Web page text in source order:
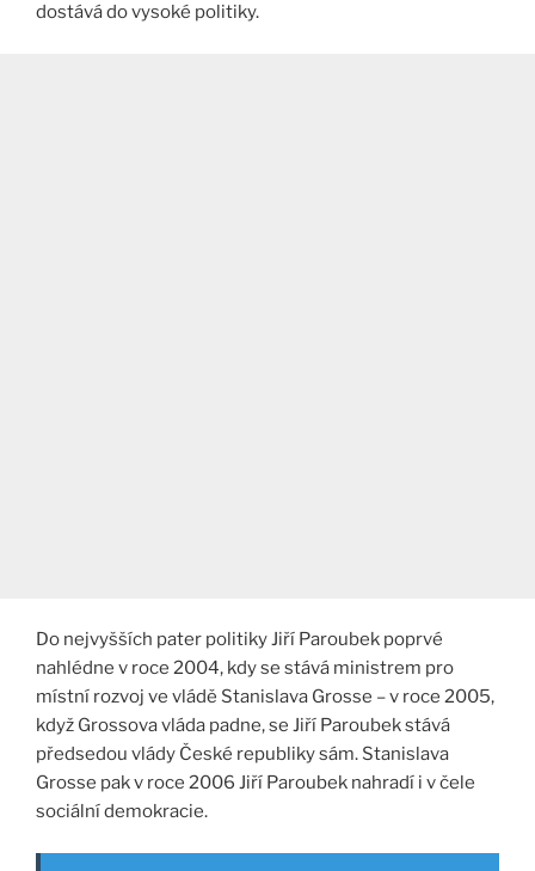
dostává do vysoké politiky.
Do nejvyšších pater politiky Jiří Paroubek poprvé
nahlédne v roce 2004, kdy se stává ministrem pro
místní rozvoj ve vládě Stanislava Grosse – v roce 2005,
když Grossova vláda padne, se Jiří Paroubek stává
předsedou vlády České republiky sám. Stanislava
Grosse pak v roce 2006 Jiří Paroubek nahradí i v čele
sociální demokracie.